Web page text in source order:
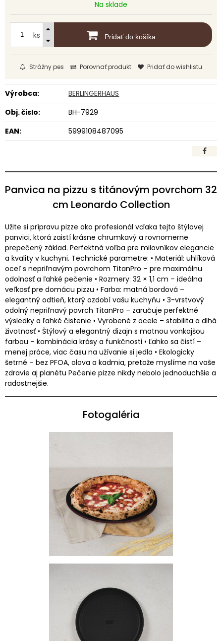
Na sklade
ks Pridať do košíka
Strážny pes Porovnať produkt Pridať do wishlistu
Výrobca:
BERLINGERHAUS
Obj. čislo:
BH-7929
EAN:
5999108487095
Panvica na pizzu s titánovým povrchom 32
cm Leonardo Collection
Užite si prípravu pizze ako profesionál vďaka tejto štýlovej
panvici, ktorá zaistí krásne chrumkavý a rovnomerne
prepečený základ. Perfektná voľba pre milovníkov elegancie
a kvality v kuchyni. Technické parametre: • Materiál: uhlíková
oceľ s nepriľnavým povrchom TitanPro – pre maximálnu
odolnosť a ľahké pečenie • Rozmery: 32 × 1,1 cm – ideálna
veľkosť pre domácu pizzu • Farba: matná bordová –
elegantný odtieň, ktorý ozdobí vašu kuchyňu • 3-vrstvový
odolný nepriľnavý povrch TitanPro – zaručuje perfektné
výsledky a ľahké čistenie • Vyrobené z ocele – stabilita a dlhá
životnosť • Štýlový a elegantný dizajn s matnou vonkajšou
farbou – kombinácia krásy a funkčnosti • Ľahko sa čistí –
menej práce, viac času na užívanie si jedla • Ekologicky
šetrné – bez PFOA, olova a kadmia, pretože myslíme na vaše
zdravie aj planétu Pečenie pizze nikdy nebolo jednoduchšie a
radostnejšie.
Fotogaléria